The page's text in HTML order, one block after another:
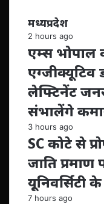
मध्यप्रदेश
2 hours ago
एम्स भोपाल
एग्जीक्यूटिव
लेफ्टिनेंट
संभालेंगे
3 hours ago
SC कोटे से
जाति प्रमाण
यूनिवर्सिटी
7 hours ago